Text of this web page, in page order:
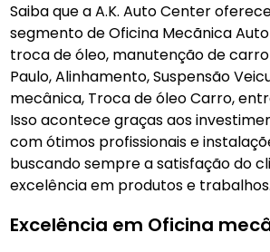
Saiba que a A.K. Auto Center
segmento de Oficina Mecãnica
troca de óleo, manutenção de
Paulo, Alinhamento, Suspensão
mecânica, Troca de óleo Carro,
Isso acontece graças aos
com ótimos profissionais e
buscando sempre a satisfação do
excelência em produtos e trabalhos.
Excelência em Oficina